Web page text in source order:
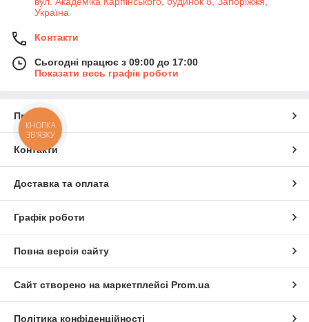
Україна
Контакти
Сьогодні працює з 09:00 до 17:00
Показати весь графік роботи
Про нас
Контакти
Доставка та оплата
Графік роботи
Повна версія сайту
Сайт створено на маркетплейсі Prom.ua
Політика конфіденційності
КНОПКА
ЗВ'ЯЗКУ